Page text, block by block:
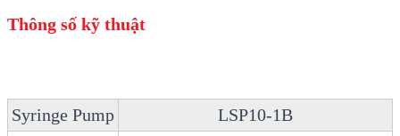
Thông số kỹ thuật
Syringe Pump
LSP10-1B